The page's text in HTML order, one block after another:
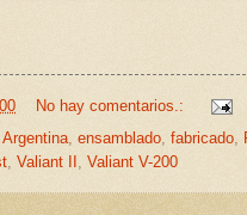
No hay comentarios.:
ensamblado fabricado
Valiant II Valiant V-200